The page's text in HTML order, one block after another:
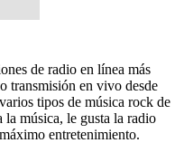
de radio en línea más
transmisión en vivo desde
tipos de música rock de
música, le gusta la radio
entretenimiento.